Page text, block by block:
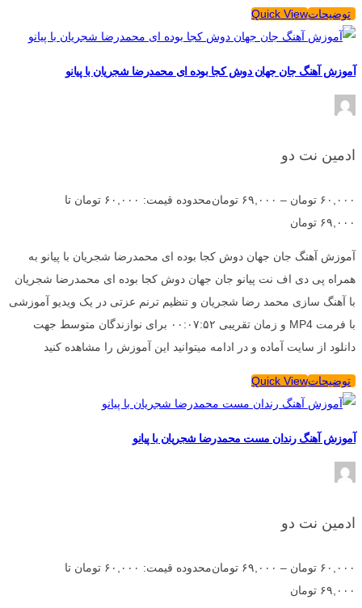
توضیحاتQuick View
آموزش آهنگ جان جهان دوش کجا بوده ای محمدرضا شجریان با پیانو
ادمین نت دو
۶۰,۰۰۰ تومان – ۶۹,۰۰۰ تومان
محدوده قیمت: ۶۰,۰۰۰ تومان تا
۶۹,۰۰۰ تومان
آموزش آهنگ جان جهان دوش کجا بوده ای محمدرضا شجریان با پیانو به
همراه پی دی اف نت پیانو جان جهان دوش کجا بوده ای محمدرضا شجریان
با آهنگ سازی محمد رضا شجریان و تنظیم ترنم عزتی در یک ویدیو آموزشی
با فرمت MP4 و زمان تقریبی ۰۰:۰۷:۵۲ برای نوازندگان متوسط جهت
دانلود از سایت آماده و در ادامه میتوانید این آموزش را مشاهده کنید
توضیحاتQuick View
آموزش آهنگ رندان مست محمدرضا شجریان با پیانو
ادمین نت دو
۶۰,۰۰۰ تومان – ۶۹,۰۰۰ تومان
محدوده قیمت: ۶۰,۰۰۰ تومان تا
۶۹,۰۰۰ تومان